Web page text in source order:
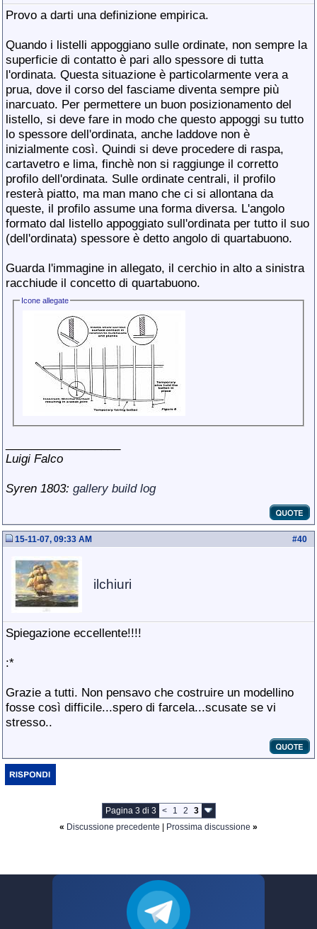
Provo a darti una definizione empirica.
Quando i listelli appoggiano sulle ordinate, non sempre la
superficie di contatto è pari allo spessore di tutta
l'ordinata. Questa situazione è particolarmente vera a
prua, dove il corso del fasciame diventa sempre più
inarcuato. Per permettere un buon posizionamento del
listello, si deve fare in modo che questo appoggi su tutto
lo spessore dell'ordinata, anche laddove non è
inizialmente così. Quindi si deve procedere di raspa,
cartavetro e lima, finchè non si raggiunge il corretto
profilo dell'ordinata. Sulle ordinate centrali, il profilo
resterà piatto, ma man mano che ci si allontana da
queste, il profilo assume una forma diversa. L'angolo
formato dal listello appoggiato sull'ordinata per tutto il suo
(dell'ordinata) spessore è detto angolo di quartabuono.
Guarda l'immagine in allegato, il cerchio in alto a sinistra
racchiude il concetto di quartabuono.
Icone allegate
Luigi Falco
Syren 1803: gallery build log
#40
15-11-07, 09:33 AM
ilchiuri
Spiegazione eccellente!!!!
:*
Grazie a tutti. Non pensavo che costruire un modellino
fosse così difficile...spero di farcela...scusate se vi
stresso..
Pagina 3 di 3 < 1 2
3
« Discussione precedente Prossima discussione »